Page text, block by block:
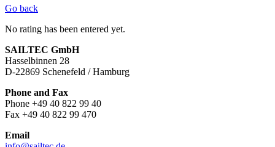
Go back
No rating has been entered yet.
SAILTEC GmbH
Hasselbinnen 28
D-22869 Schenefeld / Hamburg
Phone and Fax
Phone +49 40 822 99 40
Fax +49 40 822 99 470
Email